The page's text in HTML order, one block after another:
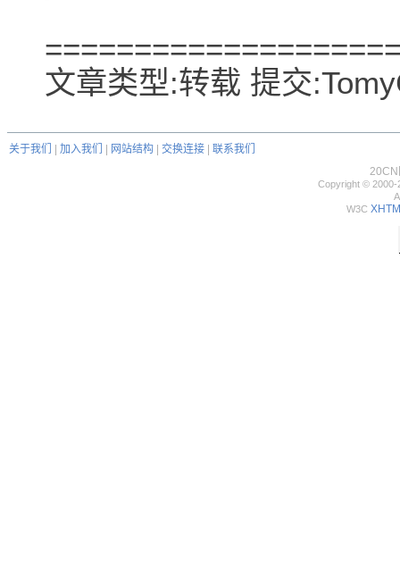
文章类型:转载 提交
关于我们 加入我们 网站结构 交换连接
联系我们
20CN
Copyright © 2000-
W3C